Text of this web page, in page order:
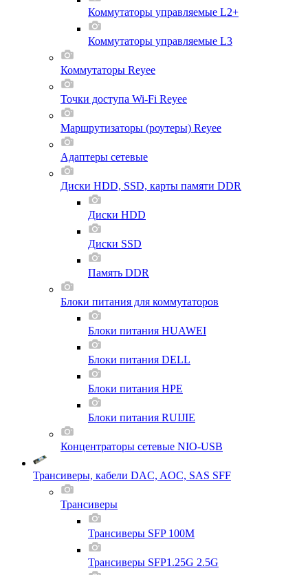
Коммутаторы управляемые L2+
Коммутаторы управляемые L3
Коммутаторы Reyee
Точки доступа Wi-Fi Reyee
Маршрутизаторы (роутеры) Reyee
Адаптеры сетевые
Диски HDD, SSD, карты памяти DDR
Диски HDD
Диски SSD
Память DDR
Блоки питания для коммутаторов
Блоки питания HUAWEI
Блоки питания DELL
Блоки питания HPE
Блоки питания RUIJIE
Концентраторы сетевые NIO-USB
Трансиверы, кабели DAC, AOC, SAS SFF
Трансиверы
Трансиверы SFP 100M
Трансиверы SFP1.25G 2.5G